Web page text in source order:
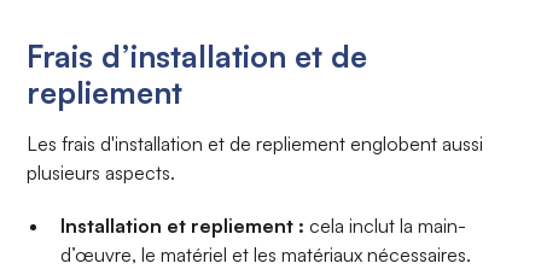
Frais d’installation et de
repliement
Les frais d'installation et de repliement englobent aussi
plusieurs aspects.
Installation et repliement :cela inclut la main-
d’œuvre, le matériel et les matériaux nécessaires.